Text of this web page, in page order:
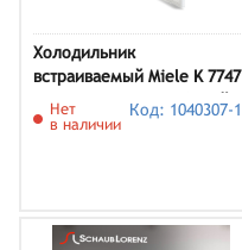
Холодильник
встраиваемый Miele K 7747
C 125 Gala Edition, белый
Нет
в наличии
Код: 1040307-1